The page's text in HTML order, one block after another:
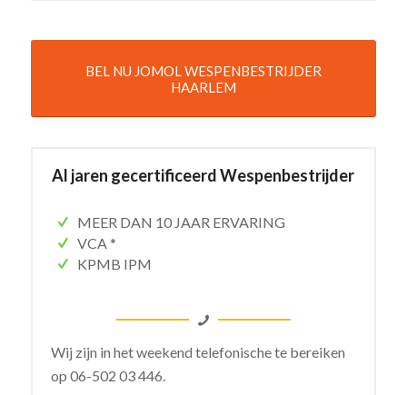
BEL NU JOMOL WESPENBESTRIJDER
HAARLEM
Al jaren gecertificeerd Wespenbestrijder
MEER DAN 10 JAAR ERVARING
VCA *
KPMB IPM
Wij zijn in het weekend telefonische te bereiken
op 06-502 03 446.